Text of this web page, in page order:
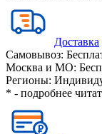
Доставка
Самовывоз:
Москва и МО:
Регионы:
* - подробнее